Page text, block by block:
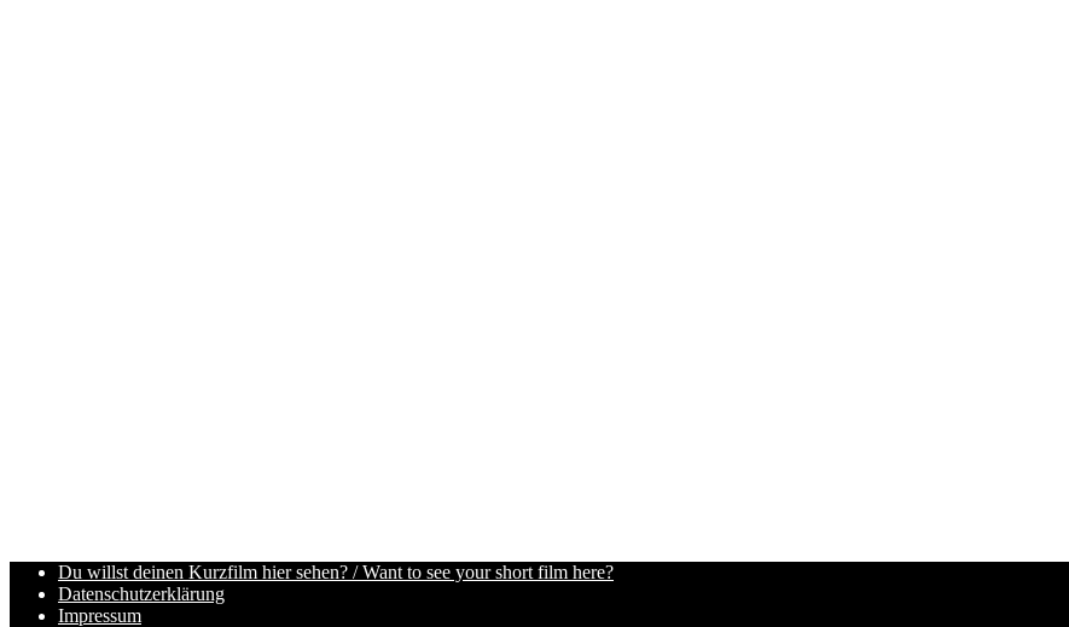
Du willst deinen Kurzfilm hier sehen? / Want to see your short film here?
Datenschutzerklärung
Impressum